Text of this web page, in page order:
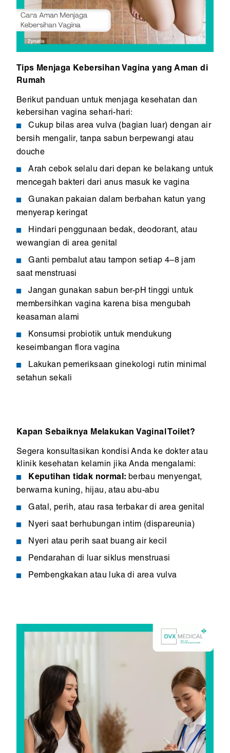
Tips Menjaga Kebersihan Vagina yang Aman di
Rumah
Berikut panduan untuk menjaga kesehatan dan
kebersihan vagina sehari-hari:
Cukup bilas area vulva (bagian luar) dengan air
bersih mengalir, tanpa sabun berpewangi atau
douche
Arah cebok selalu dari depan ke belakang untuk
mencegah bakteri dari anus masuk ke vagina
Gunakan pakaian dalam berbahan katun yang
menyerap keringat
Hindari penggunaan bedak, deodorant, atau
wewangian di area genital
Ganti pembalut atau tampon setiap 4–8 jam
saat menstruasi
Jangan gunakan sabun ber-pH tinggi untuk
membersihkan vagina karena bisa mengubah
keasaman alami
Konsumsi probiotik untuk mendukung
keseimbangan flora vagina
Lakukan pemeriksaan ginekologi rutin minimal
setahun sekali
Kapan Sebaiknya Melakukan Vaginal Toilet?
Segera konsultasikan kondisi Anda ke dokter atau
klinik kesehatan kelamin jika Anda mengalami:
Keputihan tidak normal: berbau menyengat,
berwarna kuning, hijau, atau abu-abu
Gatal, perih, atau rasa terbakar di area genital
Nyeri saat berhubungan intim (dispareunia)
Nyeri atau perih saat buang air kecil
Pendarahan di luar siklus menstruasi
Pembengkakan atau luka di area vulva